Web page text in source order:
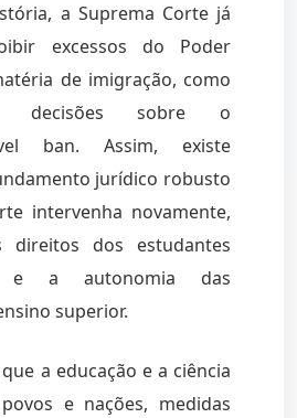
a Suprema Corte já
excessos do Poder
de imigração, como
decisões sobre o
ban. Assim, existe
jurídico robusto
intervenha novamente,
direitos dos estudantes
e a autonomia das
superior.
a educação e a ciência
e nações, medidas